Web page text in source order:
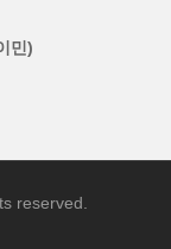
민)
reserved.